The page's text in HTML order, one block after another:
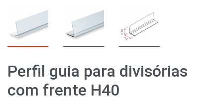
Perfil guia para divisórias
com frente H40